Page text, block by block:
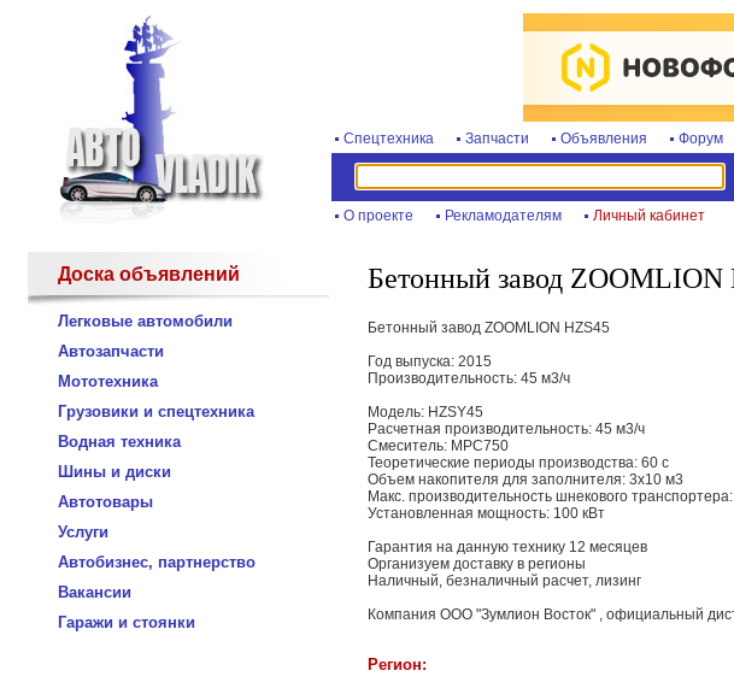
Спецтехника Запчасти Объявления Форум
О проекте Рекламодателям Личный кабинет
Доска объявлений
Легковые автомобили
Автозапчасти
Мототехника
Грузовики и спецтехника
Водная техника
Шины и диски
Автотовары
Услуги
Автобизнес, партнерство
Вакансии
Гаражи и стоянки
Бетонный завод ZOOMLION
Бетонный завод ZOOMLION HZS45
Год выпуска: 2015
Производительность: 45 м3/ч
Модель: HZSY45
Расчетная производительность: 45 м3/ч
Смеситель: MPC750
Теоретические периоды производства: 60 с
Объем накопителя для заполнителя: 3х10 м3
Макс. производительность шнекового
Установленная мощность: 100 кВт
Гарантия на данную технику 12 месяцев
Организуем доставку в регионы
Наличный, безналичный расчет, лизинг
Компания ООО "Зумлион Восток" , официальный
Регион: